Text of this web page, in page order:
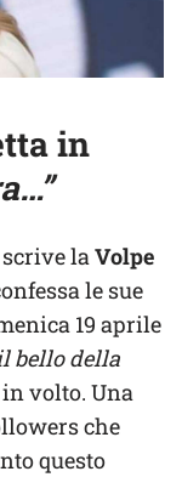
in
laVolpe
le sue
19 aprile
bello della
volto. Una
che
questo